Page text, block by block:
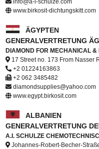
info@a-i-schulze.com
www.birkosit-dichtungskitt.com
ÄGYPTEN
GENERALVERTRETUNG
DIAMOND FOR MECHANICAL
17 Street no. 173 From Nasser
+2 01224163863
+2 062 3485482
diamondsupplies@yahoo.com
www.egypt.birkosit.com
ALBANIEN
GENERALVERTRETUNG
A.I. SCHULZE
Johannes-Robert-Becher-